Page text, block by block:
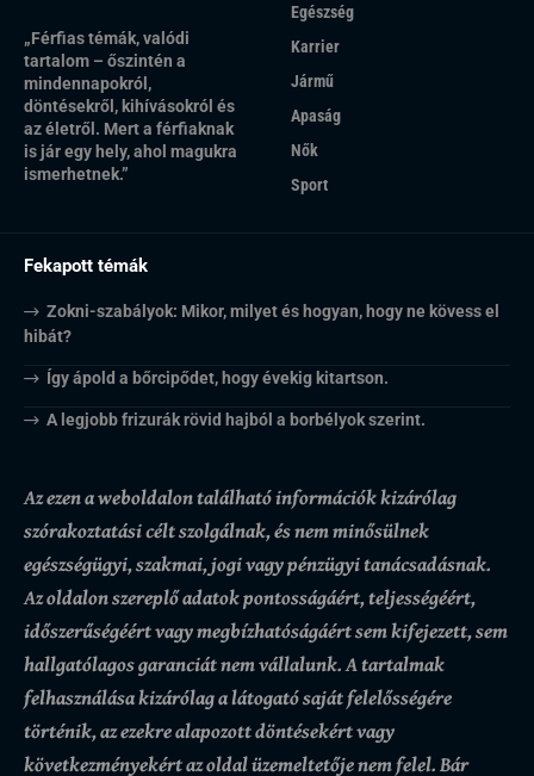
„Férfias témák, valódi
tartalom – őszintén a
mindennapokról,
döntésekről, kihívásokról és
az életről. Mert a férfiaknak
is jár egy hely, ahol magukra
ismerhetnek.”
Egészség
Karrier
Jármű
Apaság
Nők
Sport
Fekapott témák
Zokni-szabályok: Mikor, milyet és hogyan, hogy ne kövess el
hibát?
Így ápold a bőrcipődet, hogy évekig kitartson.
A legjobb frizurák rövid hajból a borbélyok szerint.
Az ezen a weboldalon található információk kizárólag
szórakoztatási célt szolgálnak, és nem minősülnek
egészségügyi, szakmai, jogi vagy pénzügyi tanácsadásnak.
Az oldalon szereplő adatok pontosságáért, teljességéért,
időszerűségéért vagy megbízhatóságáért sem kifejezett, sem
hallgatólagos garanciát nem vállalunk.A tartalmak
felhasználása kizárólag a látogató saját felelősségére
történik, az ezekre alapozott döntésekért vagy
következményekért az oldal üzemeltetője nem felel. Bár